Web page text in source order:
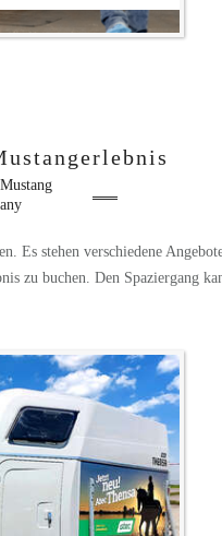
Es stehen verschiedene
zu buchen. Den Spaziergang